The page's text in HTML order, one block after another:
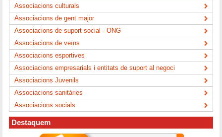
Associacions culturals
Associacions de gent major
Associacions de suport social - ONG
Associacions de veïns
Associacions esportives
Associacions empresarials i entitats de suport al negoci
Associacions Juvenils
Associacions sanitàries
Associacions socials
Destaquem